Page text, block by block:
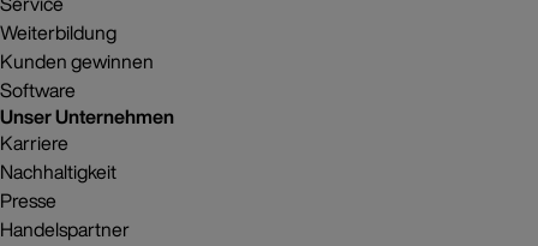
Weiterbildung
Kunden gewinnen
Software
Unser Unternehmen
Karriere
Nachhaltigkeit
Presse
Handelspartner